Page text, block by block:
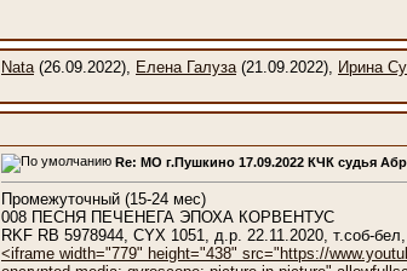
Nata(26.09.2022), Елена Галуза(21.09.2022), Ирина
Re: МО г.Пушкино 17.09.2022 КЧК судья
Промежуточный (15-24 мес)
008 ПЕСНЯ ПЕЧЕНЕГА ЭПОХА КОРВЕНТУС
RKF RB 5978944, CYX 1051, д.р. 22.11.2020,
<iframe width="779" height="438" src="https://